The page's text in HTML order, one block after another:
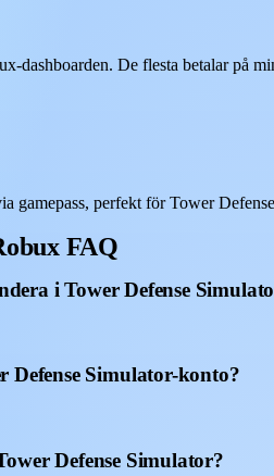
dashboarden. De flesta betalar på
gamepass, perfekt för Tower
FAQ
i Tower Defense
Defense Simulator-konto?
Defense Simulator?